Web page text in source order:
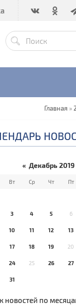
Главная »
« Декабрь 2019
Вт Ср Чт Пт
3 4 5 6
10 11 12 13
17 18 19 20
24 25 26 27
31
новостей по